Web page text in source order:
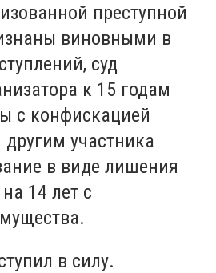
преступной
виновными в
суд
к 15 годам
с конфискацией
участника
в виде лишения
14 лет с
в силу.